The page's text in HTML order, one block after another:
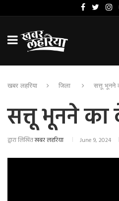
खबर लहरिया जिला सत्तू भूनने
सत्तू भूनने
द्वारा लिखितखबर लहरिया June 9, 2024